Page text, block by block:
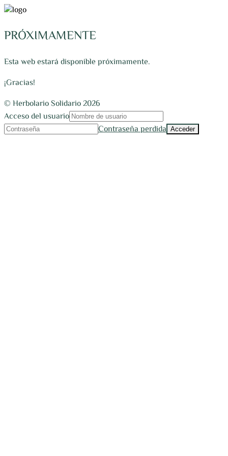
PRÓXIMAMENTE
Esta web estará disponible próximamente.
¡Gracias!
© Herbolario Solidario 2026
Acceso del usuario
Contraseña perdida